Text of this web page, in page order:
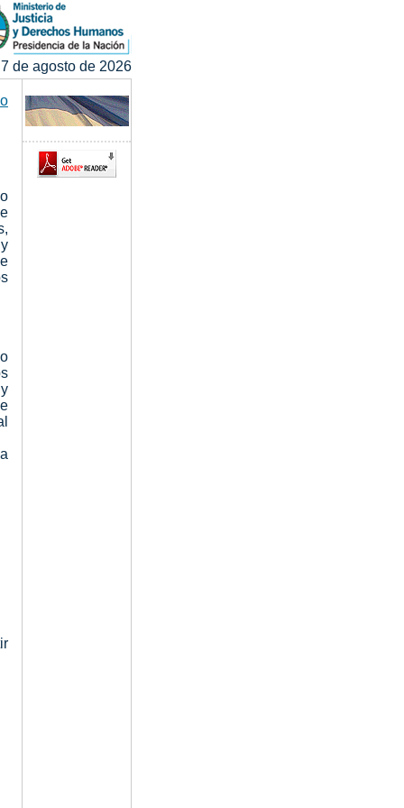
de agosto de 2026